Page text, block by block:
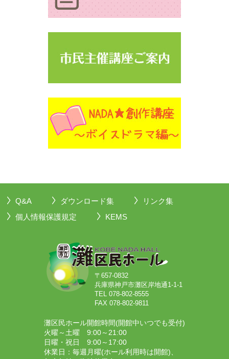
Q&A ダウンロード集
リンク集
個人情報保護規定
KEMS
〒657-0832
兵庫県神戸市灘区岸地通1-1-1
TEL 078-802-8555
FAX 078-802-9811
灘区民ホール開館時間(開館中いつでも受付)
火曜～土曜 9:00～21:00
日曜・祝日 9:00～17:00
休業日：毎週月曜(ホール利用時は開館)、